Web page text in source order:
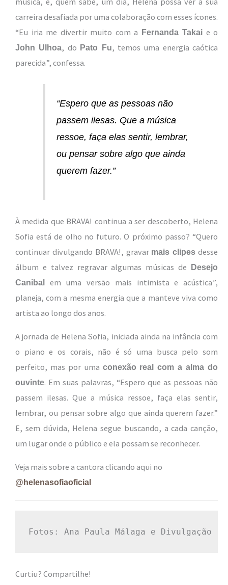
carreira desafiada por uma colaboração com esses ícones.
“Eu iria me divertir muito com a Fernanda Takai e o
John Ulhoa, do Pato Fu, temos uma energia caótica
parecida”, confessa.
“Espero que as pessoas não
passem ilesas. Que a música
ressoe, faça elas sentir, lembrar,
ou pensar sobre algo que ainda
querem fazer.”
À medida que BRAVA! continua a ser descoberto, Helena
Sofia está de olho no futuro. O próximo passo? “Quero
continuar divulgando BRAVA!, gravar mais clipes desse
álbum e talvez regravar algumas músicas de Desejo
Canibal em uma versão mais intimista e acústica”,
planeja, com a mesma energia que a manteve viva como
artista ao longo dos anos.
A jornada de Helena Sofia, iniciada ainda na infância com
o piano e os corais, não é só uma busca pelo som
perfeito, mas por uma conexão real com a alma do
ouvinte. Em suas palavras, “Espero que as pessoas não
passem ilesas. Que a música ressoe, faça elas sentir,
lembrar, ou pensar sobre algo que ainda querem fazer.”
E, sem dúvida, Helena segue buscando, a cada canção,
um lugar onde o público e ela possam se reconhecer.
Veja mais sobre a cantora clicando aqui no
@helenasofiaoficial
Fotos: Ana Paula Málaga e Divulgação
Curtiu? Compartilhe!